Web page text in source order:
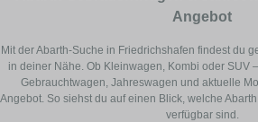
Angebot
Mit der Abarth-Suche in Friedrichshafen findest du
in deiner Nähe. Ob Kleinwagen, Kombi oder SUV
Gebrauchtwagen, Jahreswagen und aktuelle
Angebot. So siehst du auf einen Blick, welche
verfügbar sind.